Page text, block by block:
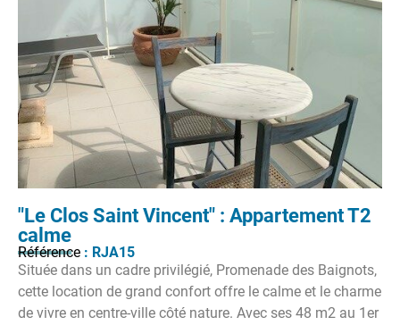
"Le Clos Saint Vincent" : Appartement T2
calme
Référence : RJA15
Située dans un cadre privilégié, Promenade des Baignots,
cette location de grand confort offre le calme et le charme
de vivre en centre-ville côté nature. Avec ses 48 m2 au 1er